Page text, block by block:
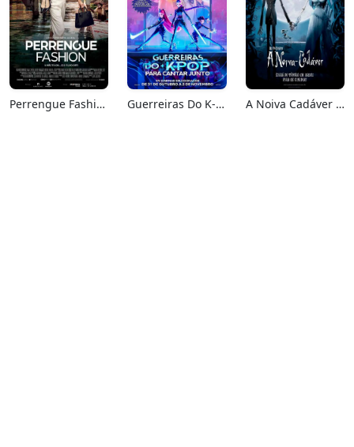
Perrengue Fashion Guerreiras Do K-Pop: Para Cantar Junto A Noiva Cadáver (Relançamento)